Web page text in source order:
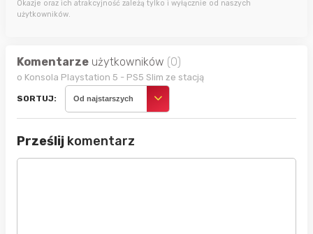
Okazje oraz ich atrakcyjność zależą tylko i wyłącznie od naszych
użytkowników.
Komentarze użytkowników (0)
o Konsola Playstation 5 - PS5 Slim ze stacją
SORTUJ: Od najstarszych
Prześlij komentarz